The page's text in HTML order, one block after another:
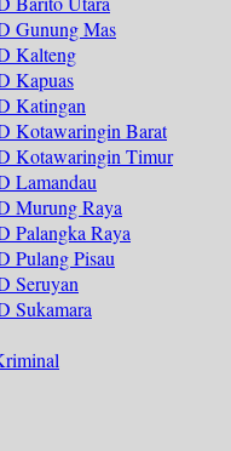
Gunung Mas
Kalteng
Kapuas
Katingan
Kotawaringin Barat
Kotawaringin Timur
Lamandau
Murung Raya
Palangka Raya
Pulang Pisau
Seruyan
Sukamara